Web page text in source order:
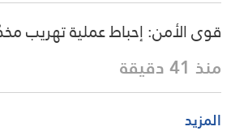
قوى الأمن: إحباط عملية تهريب
منذ 41 دقيقة
المزيد